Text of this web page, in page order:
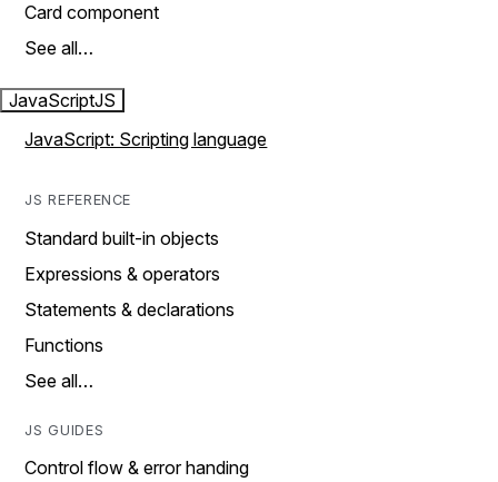
Card component
See all…
JavaScriptJS
JavaScript: Scripting language
JS REFERENCE
Standard built-in objects
Expressions & operators
Statements & declarations
Functions
See all…
JS GUIDES
Control flow & error handing